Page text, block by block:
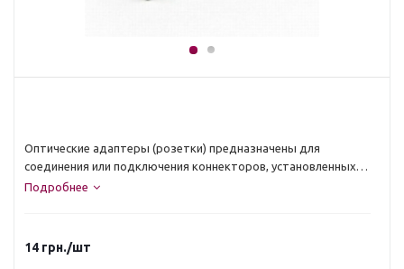
Оптические адаптеры (розетки) предназначены для
соединения или подключения коннекторов, установленных
на оптических соединительных и монтажных шнурах.
Подробнее
14 грн./шт